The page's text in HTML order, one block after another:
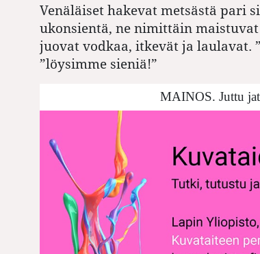
Venäläiset hakevat metsästä pari
ukonsientä, ne nimittäin
juovat vodkaa, itkevät ja laulavat.
”löysimme sieniä!”
MAINOS. Juttu